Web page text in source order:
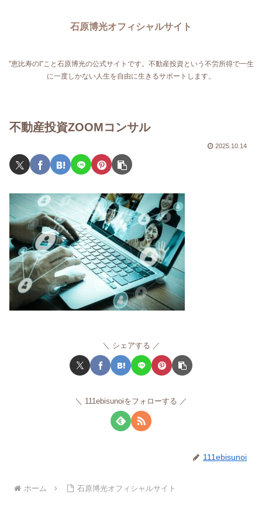
石原博光オフィシャルサイト
”恵比寿のI”こと石原博光の公式サイトです。不動産投資という不労所得で一生
に一度しかない人生を自由に生きるサポートします。
不動産投資ZOOMコンサル
2025.10.14
シェアする
111ebisunoiをフォローする
111ebisunoi
ホーム 石原博光オフィシャルサイト